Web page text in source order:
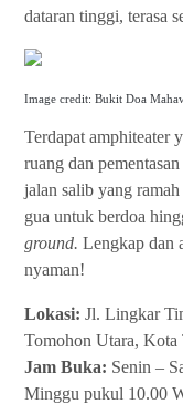
dataran tinggi, terasa
Image credit: Bukit Doa
Terdapat amphiteater
ruang dan
jalan salib yang
gua untuk berdoa
ground. Lengkap dan
nyaman!
Lokasi: Jl. Lingkar
Tomohon Utara, Kota
Jam Buka: Senin –
Minggu pukul 10.00